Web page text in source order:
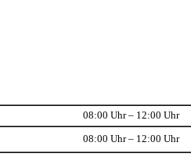
08:00 Uhr – 12:00 Uhr
08:00 Uhr – 12:00 Uhr